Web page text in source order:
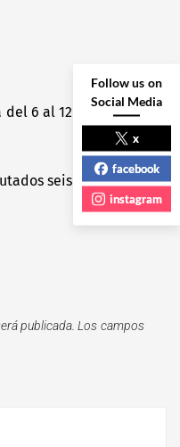
del 6 al 12 de junio
seis choferes
publicada. Los campos
Follow us on
Social Media
x
facebook
instagram